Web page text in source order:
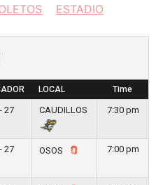
ESTADIO
LOCAL Time
27 CAUDILLOS 7:30 pm
27 OSOS 7:00 pm